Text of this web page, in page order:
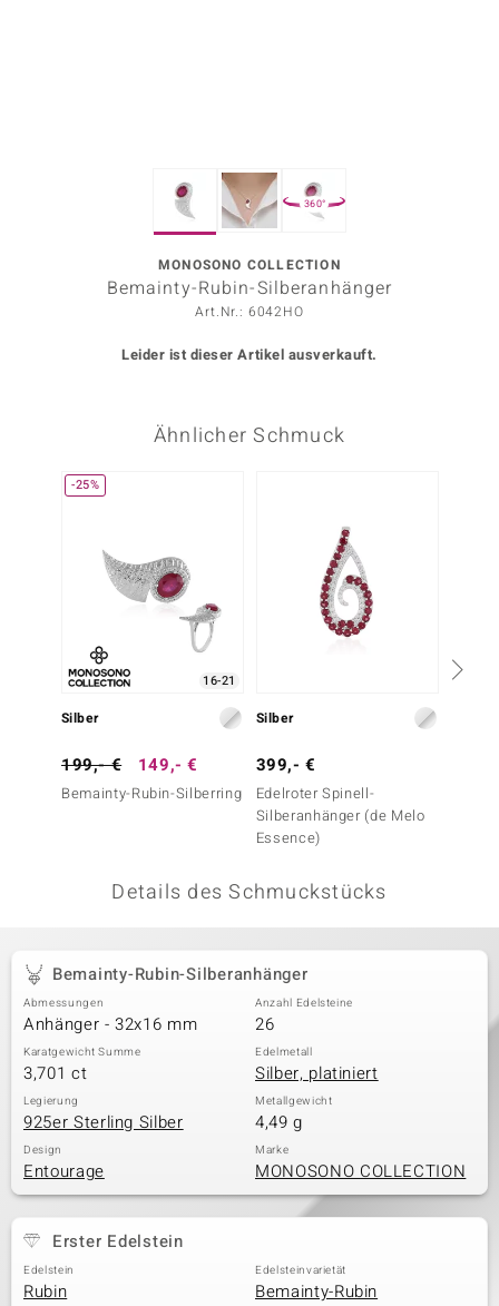
Collection
BY DE MELO
Classics
360°
MONOSONO COLLECTION
Bemainty-Rubin-Silberanhänger
Art.Nr.: 6042HO
Leider ist dieser Artikel ausverkauft.
Ähnlicher Schmuck
-25%
16-21
Silber
199,- € 149,- €
Bemainty-Rubin-Silberring
Silber
399,- €
Edelroter Spinell-
Silberanhänger (de Melo
Essence)
Details des Schmuckstücks
Bemainty-Rubin-Silberanhänger
Abmessungen
Anhänger - 32x16 mm
Anzahl Edelsteine
26
Karatgewicht Summe
3,701 ct
Edelmetall
Silber, platiniert
Legierung
925er Sterling Silber
Metallgewicht
4,49 g
Design
Entourage
Marke
MONOSONO COLLECTION
Erster Edelstein
Edelstein
Rubin
Edelsteinvarietät
Bemainty-Rubin